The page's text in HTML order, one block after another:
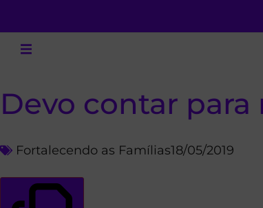
Devo contar para
Fortalecendo as Famílias18/05/2019